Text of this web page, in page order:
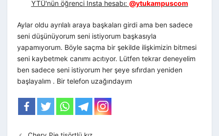
YTÜ'nün öğrenci Insta hesabı: @ytukampuscom
Aylar oldu ayrılalı araya başkaları girdi ama ben sadece
seni düşünüyorum seni istiyorum başkasıyla
yapamıyorum. Böyle saçma bir şekilde ilişkimizin bitmesi
seni kaybetmek canımı acıtıyor. Lütfen tekrar deneyelim
ben sadece seni istiyorum her şeye sıfırdan yeniden
başlayalım . Bir telefon uzağındayım